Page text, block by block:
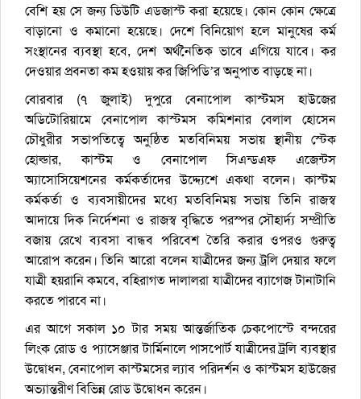
বেশি হয় সে জন্য ডিউটি এডজাস্ট করা হয়েছে। কোন কোন ক্ষেত্রে
বাড়ানো ও কমানো হয়েছে। দেশে বিনিয়োগ হলে মানুষের কর্ম
সংস্থানের ব্যবস্থা হবে, দেশ অর্থনৈতিক ভাবে এগিয়ে যাবে। কর
দেওয়ার প্রবনতা কম হওয়ায় কর জিপিডি’র অনুপাত বাড়ছে না।
বোরবার (৭ জুলাই) দুপুরে বেনাপোল কাস্টমস হাউজের
অডিটোরিয়ামে বেনাপোল কাস্টমস কমিশনার বেলাল হোসেন
চৌধুরীর সভাপতিত্বে অনুষ্ঠিত মতবিনিময় সভায় স্থানীয় স্টেক
হোল্ডার, কাস্টম ও বেনাপোল সিএন্ডএফ এজেন্টস
অ্যাসোসিয়েশনের কর্মকর্তাদের উদ্দ্যেশে একথা বলেন। কাস্টম
কর্মকর্তা ও ব্যবসায়ীদের মধ্যে মতবিনিময় সভায় তিনি রাজস্ব
আদায়ে দিক নির্দেশনা ও রাজস্ব বৃদ্ধিতে পরস্পর সৌহার্দ্য সম্প্রীতি
বজায় রেখে ব্যবসা বান্ধব পরিবেশ তৈরি করার ওপরও গুরুত্ব
আরোপ করেন। তিনি আরো বলেন যাত্রীদের জন্য ট্রলি দেয়ার ফলে
যাত্রী হয়রানি কমবে, বহিরাগত দালালরা যাত্রীদের ব্যাগেজ টানাটানি
করতে পারবে না।
এর আগে সকাল ১০ টার সময় আন্তর্জাতিক চেকপোস্টে বন্দরের
লিংক রোড ও প্যাসেঞ্জার টার্মিনালে পাসপোর্ট যাত্রীদের ট্রলি ব্যবস্থার
উদ্বোধন, বেনাপোল কাস্টমসের ল্যাব পরিদর্শন ও কাস্টমস হাউজের
অভ্যান্তরীণ বিভিন্ন রোড উদ্বোধন করেন।